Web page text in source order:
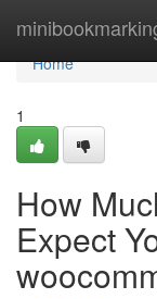
Home
Home
1
How
Expect